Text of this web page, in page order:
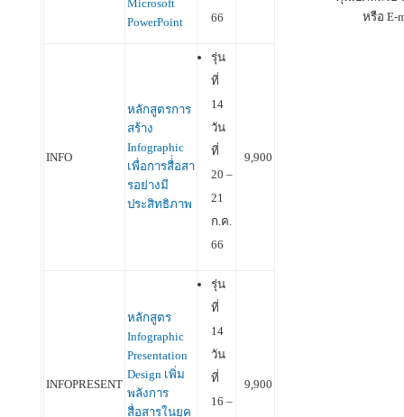
Microsoft
PowerPoint
66
INFO
หลักสูตรการ
สร้าง
Infographic
เพื่อการสื่่อสา
รอย่างมี
ประสิทธิภาพ
รุ่น
ที่
14
วัน
ที่
20 –
21
ก.ค.
66
9,900
INFOPRESENT
หลักสูตร
Infographic
Presentation
Design เพิ่ม
พลังการ
สื่อสารในยุค
รุ่น
ที่
14
วัน
ที่
16 –
9,900
หรือ E-